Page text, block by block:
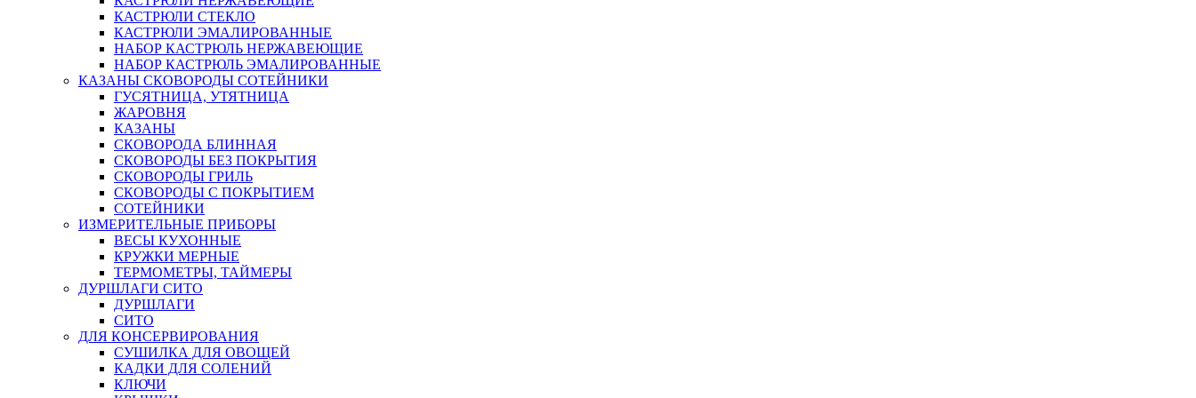
КАСТРЮЛИ СТЕКЛО
КАСТРЮЛИ ЭМАЛИРОВАННЫЕ
НАБОР КАСТРЮЛЬ НЕРЖАВЕЮЩИЕ
НАБОР КАСТРЮЛЬ ЭМАЛИРОВАННЫЕ
КАЗАНЫ СКОВОРОДЫ СОТЕЙНИКИ
ГУСЯТНИЦА, УТЯТНИЦА
ЖАРОВНЯ
КАЗАНЫ
СКОВОРОДА БЛИННАЯ
СКОВОРОДЫ БЕЗ ПОКРЫТИЯ
СКОВОРОДЫ ГРИЛЬ
СКОВОРОДЫ С ПОКРЫТИЕМ
СОТЕЙНИКИ
ИЗМЕРИТЕЛЬНЫЕ ПРИБОРЫ
ВЕСЫ КУХОННЫЕ
КРУЖКИ МЕРНЫЕ
ТЕРМОМЕТРЫ, ТАЙМЕРЫ
ДУРШЛАГИ СИТО
ДУРШЛАГИ
СИТО
ДЛЯ КОНСЕРВИРОВАНИЯ
СУШИЛКА ДЛЯ ОВОЩЕЙ
КАДКИ ДЛЯ СОЛЕНИЙ
КЛЮЧИ